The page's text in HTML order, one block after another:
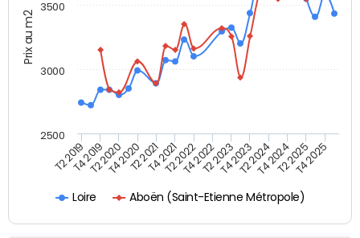
Prix au m2
Loire Aboën (Saint-Etienne Métropole)
T2 2019T4 2019T2 2020T4 2020T2 2021T4 2021T2 2022T4 2022T2 2023T4 2023T2 2024T4 2024T2 2025T4 2025
2500
3000
3500